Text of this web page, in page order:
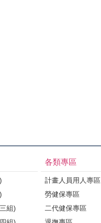
組)
各類專區
計畫人員用人專區
勞健保專區
二代健保專區